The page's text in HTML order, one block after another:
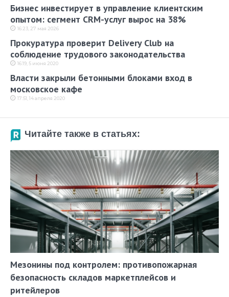
Бизнес инвестирует в управление клиентским
опытом: сегмент CRM-услуг вырос на 38%
16:23, 27 мая 2026
Прокуратура проверит Delivery Club на
соблюдение трудового законодательства
16:19, 5 июня 2020
Власти закрыли бетонными блоками вход в
московское кафе
17:51, 14 апреля 2020
Читайте также в статьях:
Мезонины под контролем: противопожарная
безопасность складов маркетплейсов и
ритейлеров